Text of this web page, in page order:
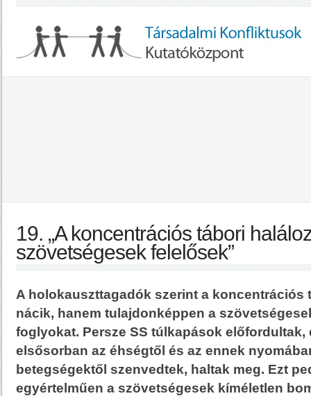
19. „A koncentrációs tábori
szövetségesek felelősek”
A holokauszttagadók szerint a koncentrációs
nácik, hanem tulajdonképpen a
foglyokat. Persze SS túlkapások előfordultak,
elsősorban az éhségtől és az ennek
betegségektől szenvedtek, haltak meg. Ezt
egyértelműen a szövetségesek kíméletlen